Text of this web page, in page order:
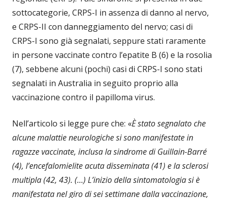
sottocategorie, CRPS-I in assenza di danno al nervo,
e CRPS-II con danneggiamento del nervo; casi di
CRPS-I sono già segnalati, seppure stati raramente
in persone vaccinate contro l’epatite B (6) e la rosolia
(7), sebbene alcuni (pochi) casi di CRPS-I sono stati
segnalati in Australia in seguito proprio alla
vaccinazione contro il papilloma virus.
Nell’articolo si legge pure che: «È stato segnalato che
alcune malattie neurologiche si sono manifestate in
ragazze vaccinate, inclusa la sindrome di Guillain-Barré
(4), l’encefalomielite acuta disseminata (41) e la sclerosi
multipla (42, 43). (…) L’inizio della sintomatologia si è
manifestata nel giro di sei settimane dalla vaccinazione,